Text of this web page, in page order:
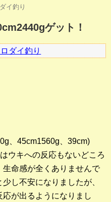
イ釣り
ゲット！
ダイ釣り
、45cm1560g、39cm)
ウキへの反応もないどころ
命感が全くありませんで
し不安になりましたが、
応が出るようになりまし